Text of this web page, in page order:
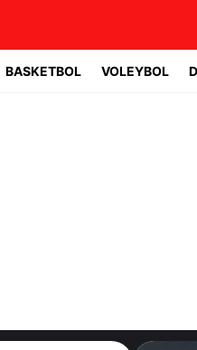
BASKETBOL VOLEYBOL